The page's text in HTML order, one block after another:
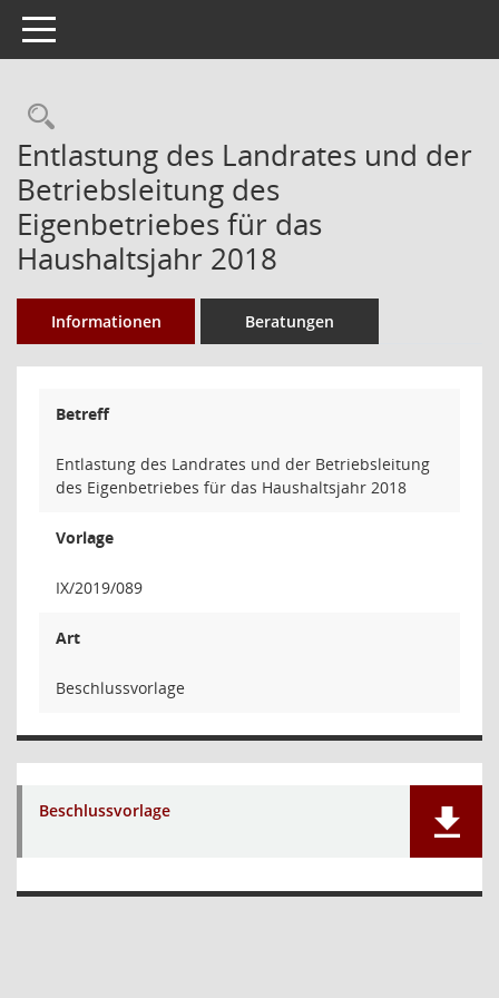
Toggle navigation
Rechercheauswahl
Entlastung des Landrates und der
Betriebsleitung des
Eigenbetriebes für das
Haushaltsjahr 2018
Informationen Beratungen
Betreff
Entlastung des Landrates und der Betriebsleitung
des Eigenbetriebes für das Haushaltsjahr 2018
Vorlage
IX/2019/089
Art
Beschlussvorlage
Beschlussvorlage